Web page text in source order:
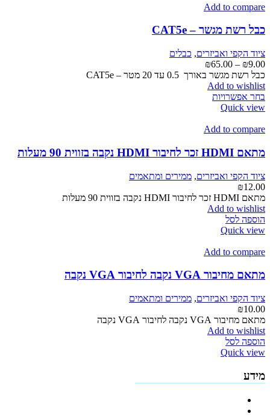
מספר
ניתן
את
האפשרויות
בעמוד
המוצר
Add to compare
כבל רשת מגשר – CAT5e
ציוד הקפי ואביזרים, כבלים
₪9.00
–
₪65.00
מחירים:
כבל רשת מגשר באורך 0.5 עד 20 מטר – CAT5e
Add to wishlist
בחר אפשרויות
מספר
ניתן
לבחור
את
האפשרויות
בעמוד
המוצר
Quick view
Add to compare
מתאם HDMI זכר לחיבור HDMI נקבה בזווית 90 מעלות
ציוד הקפי ואביזרים, ממירים ומתאמים
₪12.00
מתאם HDMI זכר לחיבור HDMI נקבה בזווית 90 מעלות
Add to wishlist
הוספה לסל
Quick view
Add to compare
מתאם מחיבור VGA נקבה לחיבור VGA נקבה
ציוד הקפי ואביזרים, ממירים ומתאמים
₪10.00
מתאם מחיבור VGA נקבה לחיבור VGA נקבה
Add to wishlist
הוספה לסל
Quick view
מידע